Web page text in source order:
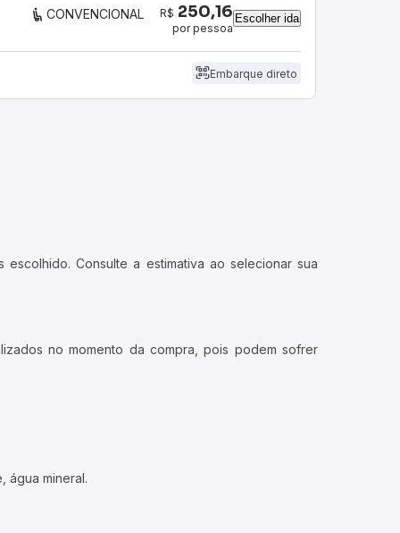
CONVENCIONAL R$ 250,16
por pessoa
Escolher ida
Embarque direto
Consulte a estimativa ao selecionar sua
no momento da compra, pois podem sofrer
água mineral.